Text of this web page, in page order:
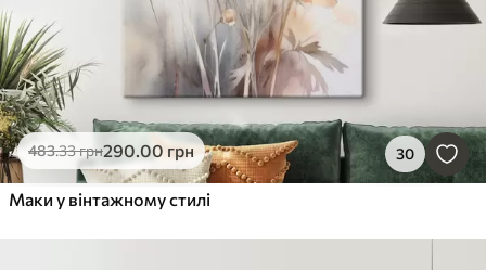
483.33грн290.00 грн 30
Маки у вінтажному стилі